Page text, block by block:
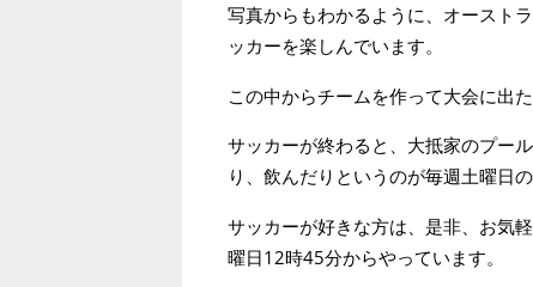
写真からもわかるように、オースト
ッカーを楽しんでいます。
この中からチームを作って大会に出
サッカーが終わると、大抵家のプー
り、飲んだりというのが毎週土曜日の
サッカーが好きな方は、是非、お気
曜日12時45分からやっています。